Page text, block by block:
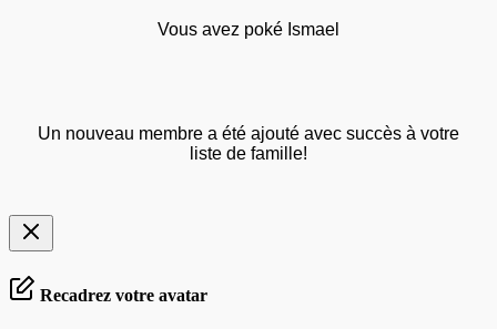
Vous avez poké Ismael
Un nouveau membre a été ajouté avec succès à votre
liste de famille!
Recadrez votre avatar